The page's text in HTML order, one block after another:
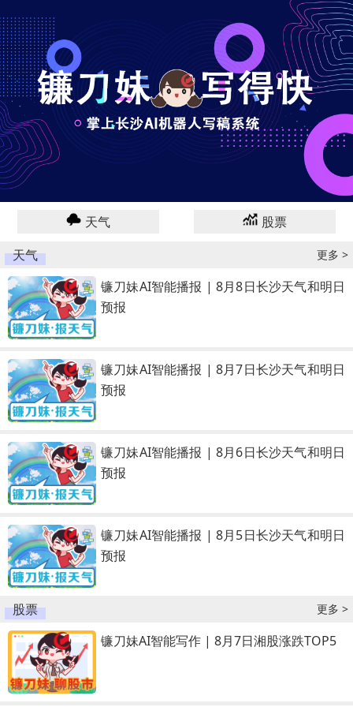
天气
股票
天气
更多 >
镰刀妹AI智能播报 | 8月8日长沙天气和明日
预报
镰刀妹AI智能播报 | 8月7日长沙天气和明日
预报
镰刀妹AI智能播报 | 8月6日长沙天气和明日
预报
镰刀妹AI智能播报 | 8月5日长沙天气和明日
预报
股票 更多 >
镰刀妹AI智能写作 | 8月7日湘股涨跌TOP5